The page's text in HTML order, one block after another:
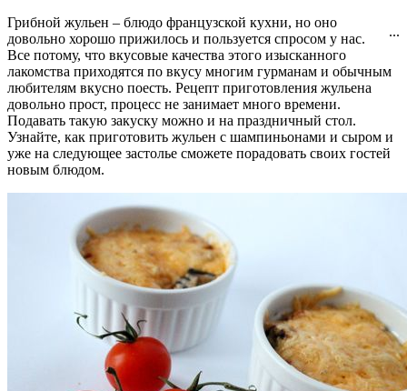
...
Грибной жульен – блюдо французской кухни, но оно
довольно хорошо прижилось и пользуется спросом у нас.
Все потому, что вкусовые качества этого изысканного
лакомства приходятся по вкусу многим гурманам и обычным
любителям вкусно поесть. Рецепт приготовления жульена
довольно прост, процесс не занимает много времени.
Подавать такую закуску можно и на праздничный стол.
Узнайте, как приготовить жульен с шампиньонами и сыром и
уже на следующее застолье сможете порадовать своих гостей
новым блюдом.